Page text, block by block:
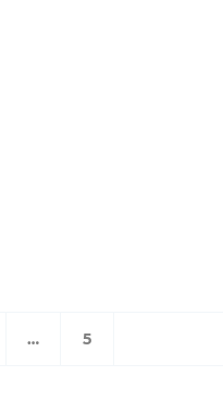
… 5